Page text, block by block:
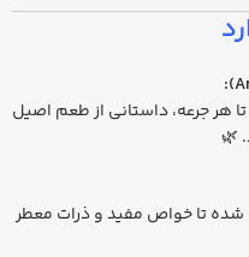
هر جرعه، داستانی از طعم اصیل
🌿
تا خواص مفید و ذرات معطر